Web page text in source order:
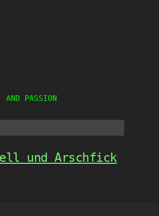
AND PASSION
und Arschfick